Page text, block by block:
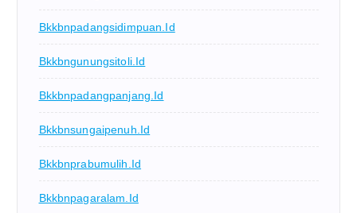
Bkkbnpadangsidimpuan.id
Bkkbngunungsitoli.id
Bkkbnpadangpanjang.id
Bkkbnsungaipenuh.id
Bkkbnprabumulih.id
Bkkbnpagaralam.id